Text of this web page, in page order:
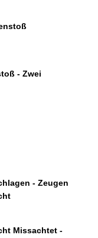
- Zwei
- Zeugen
Missachtet -